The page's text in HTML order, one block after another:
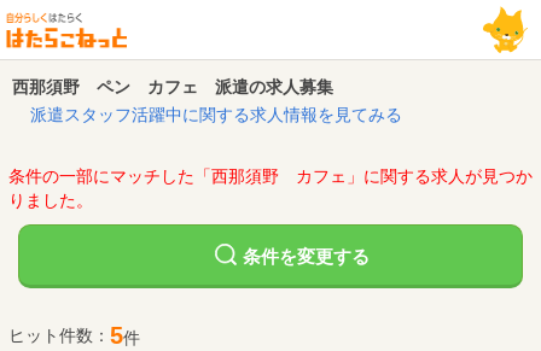
西那須野 ペン カフェ 派遣の求人募集
派遣スタッフ活躍中に関する求人情報を見てみる
条件の一部にマッチした「西那須野 カフェ」に関する求人が見つか
りました。
条件を変更する
ヒット件数： 5件